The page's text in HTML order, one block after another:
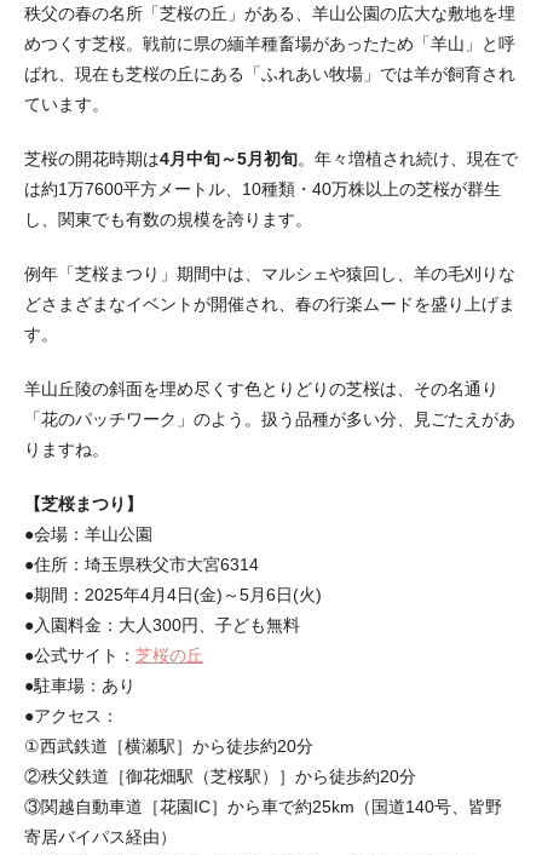
秩父の春の名所「芝桜の丘」がある、羊山公園の広大な敷地を埋
めつくす芝桜。戦前に県の緬羊種畜場があったため「羊山」と呼
ばれ、現在も芝桜の丘にある「ふれあい牧場」では羊が飼育され
ています。
芝桜の開花時期は4月中旬～5月初旬。年々増植され続け、現在で
は約1万7600平方メートル、10種類・40万株以上の芝桜が群生
し、関東でも有数の規模を誇ります。
例年「芝桜まつり」期間中は、マルシェや猿回し、羊の毛刈りな
どさまざまなイベントが開催され、春の行楽ムードを盛り上げま
す。
羊山丘陵の斜面を埋め尽くす色とりどりの芝桜は、その名通り
「花のパッチワーク」のよう。扱う品種が多い分、見ごたえがあ
りますね。
【芝桜まつり】
●会場：羊山公園
●住所：埼玉県秩父市大宮6314
●期間：2025年4月4日(金)～5月6日(火)
●入園料金：大人300円、子ども無料
●公式サイト： 芝桜の丘
●駐車場：あり
●アクセス：
①西武鉄道［横瀬駅］から徒歩約20分
②秩父鉄道［御花畑駅（芝桜駅）］から徒歩約20分
③関越自動車道［花園IC］から車で約25km（国道140号、皆野
寄居バイパス経由）